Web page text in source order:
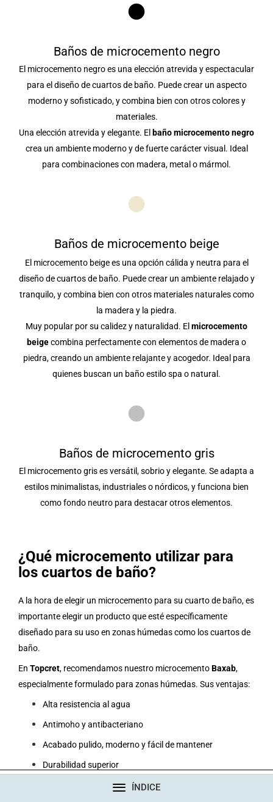
Baños de microcemento negro
El microcemento negro es una elección atrevida y espectacular
para el diseño de cuartos de baño. Puede crear un aspecto
moderno y sofisticado, y combina bien con otros colores y
materiales.
Una elección atrevida y elegante. El baño microcemento negro
crea un ambiente moderno y de fuerte carácter visual. Ideal
para combinaciones con madera, metal o mármol.
Baños de microcemento beige
El microcemento beige es una opción cálida y neutra para el
diseño de cuartos de baño. Puede crear un ambiente relajado y
tranquilo, y combina bien con otros materiales naturales como
la madera y la piedra.
Muy popular por su calidez y naturalidad. El microcemento
beigecombina perfectamente con elementos de madera o
piedra, creando un ambiente relajante y acogedor. Ideal para
quienes buscan un baño estilo spa o natural.
Baños de microcemento gris
El microcemento gris es versátil, sobrio y elegante. Se adapta a
estilos minimalistas, industriales o nórdicos, y funciona bien
como fondo neutro para destacar otros elementos.
¿Qué microcemento utilizar para
los cuartos de baño?
A la hora de elegir un microcemento para su cuarto de baño, es
importante elegir un producto que esté específicamente
diseñado para su uso en zonas húmedas como los cuartos de
baño.
En Topcret, recomendamos nuestro microcementoBaxab,
especialmente formulado para zonas húmedas. Sus ventajas:
Alta resistencia al agua
Antimoho y antibacteriano
Acabado pulido, moderno y fácil de mantener
Durabilidad superior
transforma cualquier baño en un espacio funcional,
ÍNDICE
CONTACTO